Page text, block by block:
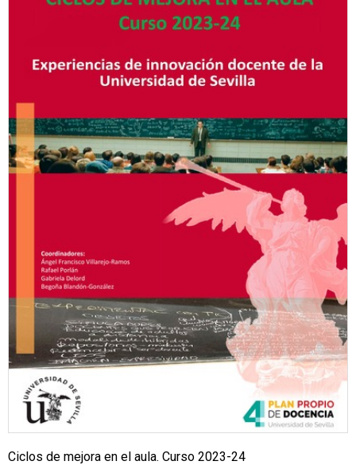
Ciclos de mejora en el aula. Curso 2023-24